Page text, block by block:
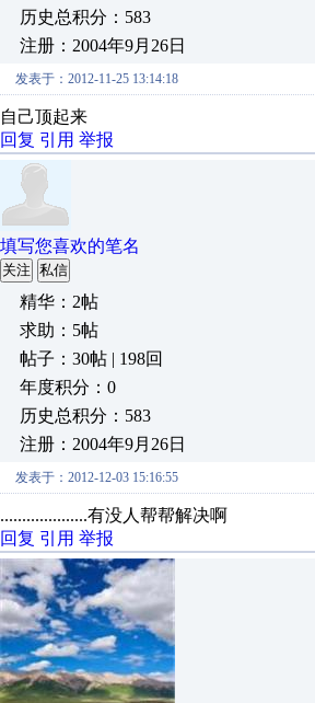
历史总积分：583
注册：2004年9月26日
发表于：2012-11-25 13:14:18
自己顶起来
回复 引用 举报
填写您喜欢的笔名
关注 私信
精华：2帖
求助：5帖
帖子：30帖 | 198回
年度积分：0
历史总积分：583
注册：2004年9月26日
发表于：2012-12-03 15:16:55
....................有没人帮帮解决啊
回复 引用 举报